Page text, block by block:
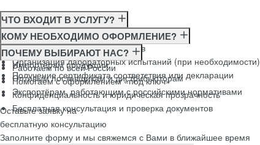
ЧТО ВХОДИТ В УСЛУГУ?
Консультация по требованиям ГОСТ
Подготовка и подача документов
Организация лабораторных испытаний (при необходимости)
Получение сертификата соответствия или декларации
КОМУ НЕОБХОДИМО ОФОРМЛЕНИЕ?
Производителям
Импортёрам продукции
Оптовым поставщикам и дистрибьюторам
Экспортёрам, работающим с российскими нормативами
ПОЧЕМУ ВЫБИРАЮТ НАС?
Работаем по всей России
Помогаем с оформлением «под ключ»
Конфиденциальность и юридическая прозрачность
Бесплатная консультация и проверка документов
Оставьте заявку на
бесплатную консультацию
Заполните форму и мы свяжемся с Вами в ближайшее время